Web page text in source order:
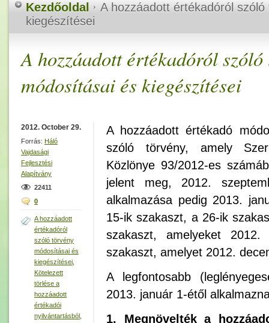
Kezdőoldal
A hozzáadott értékadóról
kiegészítései
A hozzáadott értékadóról
módosításai és kiegészítései
2012. October 29.
Forrás: Háló
Vajdasági
Fejlesztési
Alapítvány
22411
0
A hozzáadott
értékadóról
szóló törvény
módosításai és
kiegészítései
Kötelezett
törlése a
hozzáadott
értékadói
nyilvántartásból
A hozzáadott értékadó
szóló törvény, amely
Közlönye 93/2012-es
jelent meg, 2012.
alkalmazása pedig 2013.
15-ik szakaszt, a 26-ik
szakaszt, amelyeket
szakaszt, amelyet 2012.
A legfontosabb
2013. január 1-étől
1.
Megnövelték a